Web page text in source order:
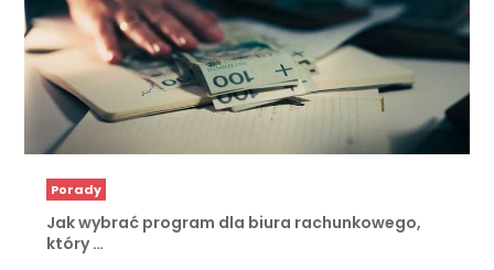
Porady
Jak wybrać program dla biura rachunkowego,
który …